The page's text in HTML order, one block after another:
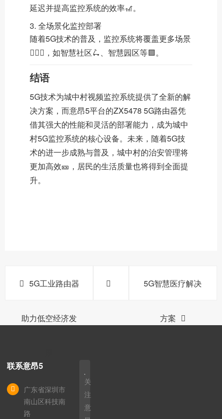
延迟并提高监控系统的效率🎢。
3. 全场景化监控部署
随着5G技术的普及，监控系统将覆盖更多场景
🦸🏻‍♂️，如智慧社区🛴、智慧园区等🟪。
结语
5G技术为城中村视频监控系统提供了全新的解
决方案，而意昂5平台的ZX5478 5G路由器凭
借其强大的性能和灵活的部署能力，成为城中
村5G监控系统的核心设备。未来，随着5G技
术的进一步成熟与普及，城中村的治安管理将
更加高效🎫，居民的生活质量也将得到全面提
升。
5G工业路由器
助力低空经济发
5G智慧医疗解决
方案
联系意昂5
广东省深圳市
南山区科技南
路
关
注
意